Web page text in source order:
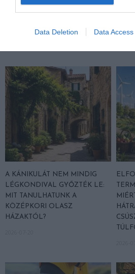
Data Deletion Data Access
A KÁNIKULÁT NEM MINDIG
LÉGKONDIVAL GYŐZTÉK LE:
MIT TANULHATUNK A
KÖZÉPKORI OLASZ
HÁZAKTÓL?